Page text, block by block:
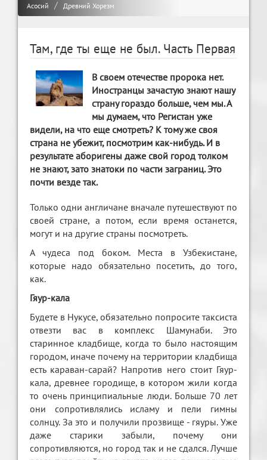
Асосий Древний Хорезм
Там, где ты еще не был. Часть Первая
В своем отечестве пророка нет.
Иностранцы зачастую знают нашу
страну гораздо больше, чем мы. А
мы думаем, что Регистан уже
видели, на что еще смотреть? К тому же своя
страна не убежит, посмотрим как-нибудь. И в
результате аборигены даже свой город толком
не знают, зато знатоки по части заграниц. Это
почти везде так.
Только одни англичане вначале путешествуют по
своей стране, а потом, если время останется,
могут и на другие страны посмотреть.
А чудеса под боком. Места в Узбекистане,
которые надо обязательно посетить, до того,
как.
Гяур-кала
Будете в Нукусе, обязательно попросите таксиста
отвезти вас в комплекс Шамунаби. Это
старинное кладбище, когда то было настоящим
городом, иначе почему на территории кладбища
есть караван-сарай? Напротив него стоит Гяур-
кала, древнее городище, в котором жили когда
то очень принципиальные люди. Больше 70 лет
они сопротивлялись исламу и пели гимны
солнцу. За это и получили прозвище - гяуры. Уже
даже старики забыли, почему они
сопротивляются, но город так и не сдался. Лучше